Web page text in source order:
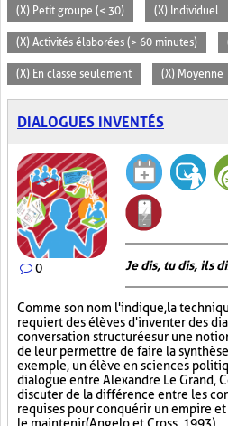
(X) Petit groupe (< 30) (X) Individuel
(X) Activités élaborées (> 60 minutes)
(X) En classe seulement (X) Moyenne
DIALOGUES INVENTÉS
0 Je dis, tu dis, ils
Comme son nom l'indique, la
requiert des élèves d'inventer des
conversation structurée sur une
de leur permettre de faire la
exemple, un élève en sciences
dialogue entre Alexandre Le Grand,
discuter de la différence entre les
requises pour conquérir un empire